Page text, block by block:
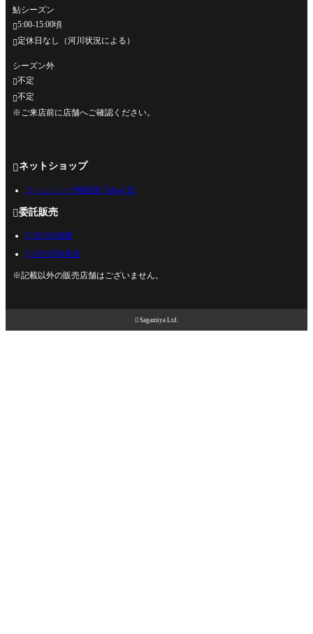
鮎シーズン
5:00-15:00頃
定休日なし（河川状況による）
シーズン外
不定
不定
※ご来店前に店舗へご確認ください。
ネットショップ
フィッシング相模屋 Yahoo!店
委託販売
U-BASE相模
U-BASE海老名
※記載以外の販売店舗はございません。
 Sagamiya Ltd.